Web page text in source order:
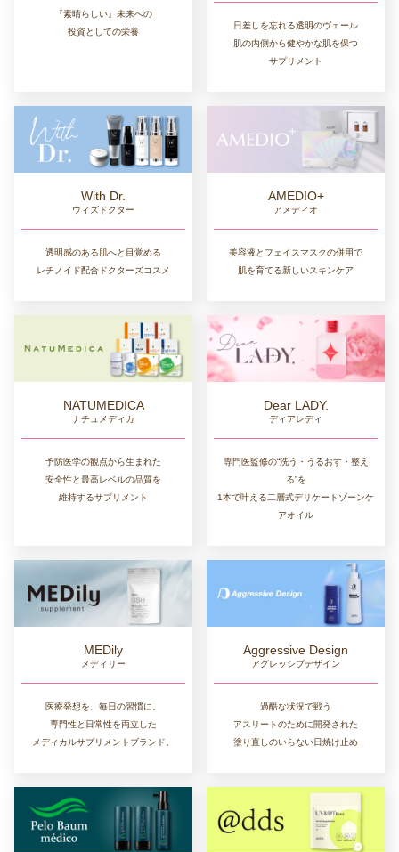
『素晴らしい』未来への
投資としての栄養
日差しを忘れる透明のヴェール
肌の内側から健やかな肌を保つ
サプリメント
With Dr.
ウィズドクター
透明感のある肌へと目覚める
レチノイド配合ドクターズコスメ
AMEDIO+
アメディオ
美容液とフェイスマスクの併用で
肌を育てる新しいスキンケア
NATUMEDICA
ナチュメディカ
予防医学の観点から生まれた
安全性と最高レベルの品質を
維持するサプリメント
Dear LADY.
ディアレディ
専門医監修の“洗う・うるおす・整え
る”を
1本で叶える二層式デリケートゾーンケ
アオイル
MEDily
メディリー
医療発想を、毎日の習慣に。
専門性と日常性を両立した
メディカルサプリメントブランド。
Aggressive Design
アグレッシブデザイン
過酷な状況で戦う
アスリートのために開発された
塗り直しのいらない日焼け止め